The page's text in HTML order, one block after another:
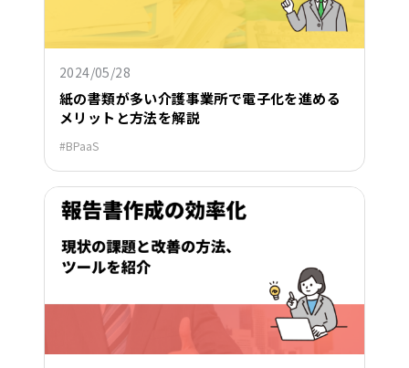
2024/05/28
紙の書類が多い介護事業所で電子化を進める
メリットと方法を解説
BPaaS